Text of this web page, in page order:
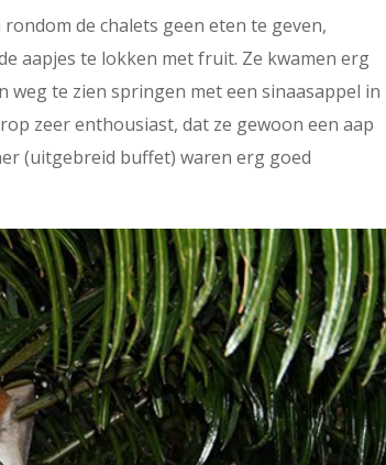
de chalets geen eten te geven,
aapjes te lokken met fruit. Ze kwamen erg
weg te zien springen met een sinaasappel in
zeer enthousiast, dat ze gewoon een aap
(uitgebreid buffet) waren erg goed